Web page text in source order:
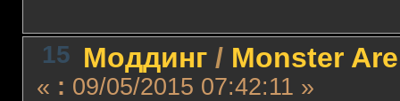
15 Моддинг/ Monster
« : 09/05/2015 07:42:11 »